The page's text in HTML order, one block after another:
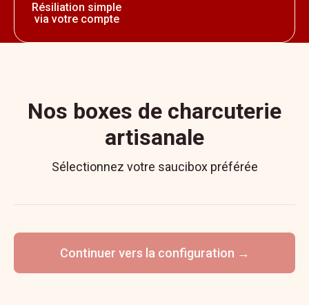
Résiliation simple
via votre compte
Nos boxes de charcuterie
artisanale
Sélectionnez votre saucibox préférée
Continuer vers la configuration →